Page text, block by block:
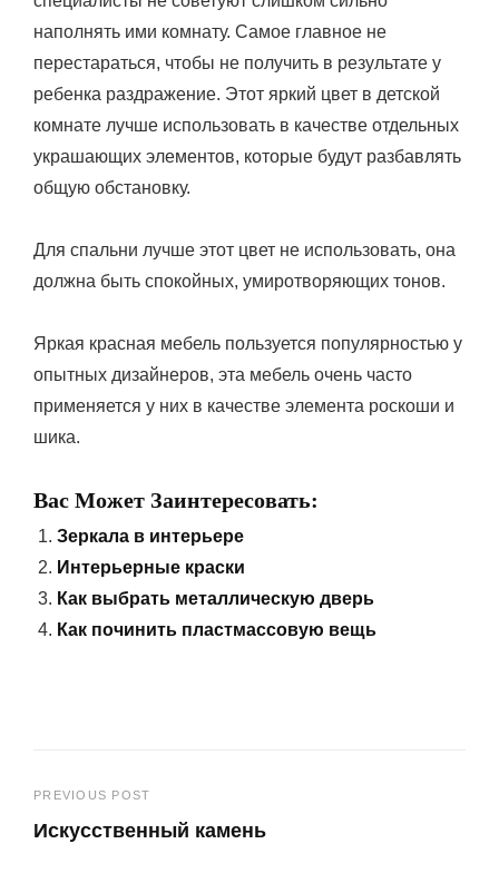
наполнять ими комнату. Самое главное не
перестараться, чтобы не получить в результате у
ребенка раздражение. Этот яркий цвет в детской
комнате лучше использовать в качестве отдельных
украшающих элементов, которые будут разбавлять
общую обстановку.
Для спальни лучше этот цвет не использовать, она
должна быть спокойных, умиротворяющих тонов.
Яркая красная мебель пользуется популярностью у
опытных дизайнеров, эта мебель очень часто
применяется у них в качестве элемента роскоши и
шика.
Вас Может Заинтересовать:
Зеркала в интерьере
Интерьерные краски
Как выбрать металлическую дверь
Как починить пластмассовую вещь
Навигация
по
PREVIOUS POST
Искусственный камень